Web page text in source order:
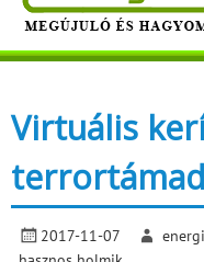
Megújuló és
Virtuális
2017-11-07